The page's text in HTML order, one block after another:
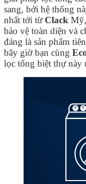
sang, bởi hệ thống
nhất tới từ Clack
bảo vệ toàn diện và
đáng là sản phẩm
bây giờ bạn cùng
lọc tổng biệt thự này